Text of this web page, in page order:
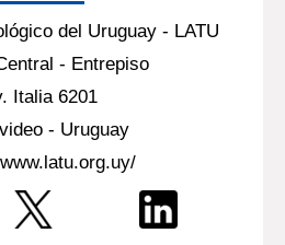
del Uruguay - LATU
- Entrepiso
Italia 6201
- Uruguay